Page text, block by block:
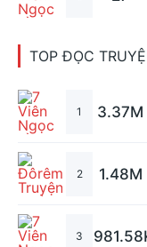
TOP ĐỌC
1 3.37M
2 1.48M
3